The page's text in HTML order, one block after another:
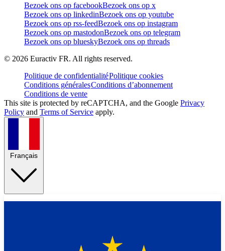
Bezoek ons op facebookBezoek ons op x
Bezoek ons op linkedinBezoek ons op youtube
Bezoek ons op rss-feedBezoek ons op instagram
Bezoek ons op mastodonBezoek ons op telegram
Bezoek ons op blueskyBezoek ons op threads
© 2026 Euractiv FR. All rights reserved.
Politique de confidentialitéPolitique cookies
Conditions généralesConditions d’abonnement
Conditions de vente
This site is protected by reCAPTCHA, and the Google Privacy
Policy and Terms of Service apply.
Français